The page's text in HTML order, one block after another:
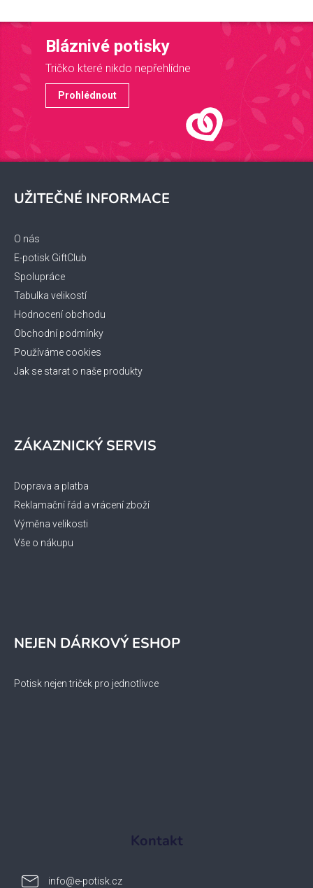
Bláznivé potisky
Tričko které nikdo nepřehlídne
Prohlédnout
UŽITEČNÉ INFORMACE
O nás
E-potisk GiftClub
Spolupráce
Tabulka velikostí
Hodnocení obchodu
Obchodní podmínky
Používáme cookies
Jak se starat o naše produkty
ZÁKAZNICKÝ SERVIS
Doprava a platba
Reklamační řád a vrácení zboží
Výměna velikosti
Vše o nákupu
NEJEN DÁRKOVÝ ESHOP
Potisk nejen triček pro jednotlivce
Kontakt
info@e-potisk.cz